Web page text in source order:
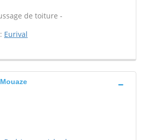
de toiture -
Eurival